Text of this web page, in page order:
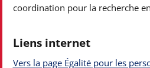
coordination pour la recherche
Liens internet
Vers la page Égalité pour les